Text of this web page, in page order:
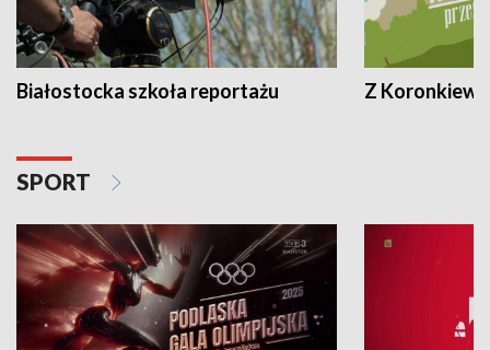
Białostocka szkoła reportażu Z
SPORT